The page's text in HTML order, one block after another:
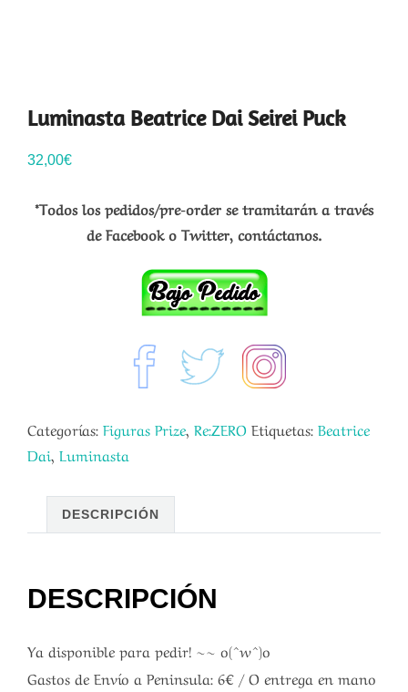
Luminasta Beatrice Dai Seirei Puck
32,00€
*Todos los pedidos/pre-order se tramitarán a través
de Facebook o Twitter, contáctanos.
Categorías: Figuras Prize, Re:ZERO Etiquetas: Beatrice
Dai, Luminasta
DESCRIPCIÓN
DESCRIPCIÓN
Ya disponible para pedir! ~~ o(^w^)o
Gastos de Envío a Peninsula: 6€ / O entrega en mano